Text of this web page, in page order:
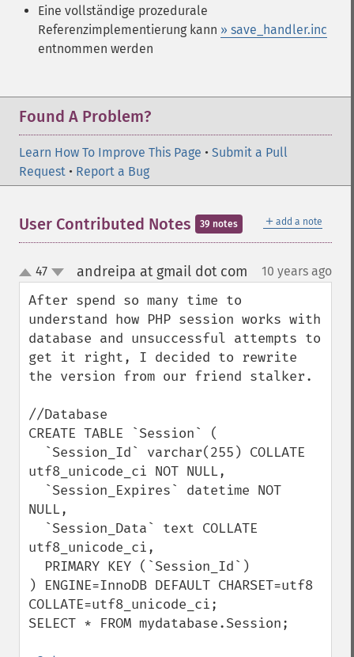
Eine vollständige prozedurale
Referenzimplementierung kann » save_handler.inc
entnommen werden
Found A Problem?
Learn How To Improve This Page • Submit a Pull
Request • Report a Bug
＋ add a note
User Contributed Notes 39 notes
up
down
47 andreipa at gmail dot com 10 years ago
After spend so many time to
understand how PHP session works with
database and unsuccessful attempts to
get it right, I decided to rewrite
the version from our friend stalker.
//Database
CREATE TABLE `Session` (
utf8_unicode_ci NOT NULL,
NULL,
utf8_unicode_ci,
) ENGINE=InnoDB DEFAULT CHARSET=utf8
COLLATE=utf8_unicode_ci;
SELECT * FROM mydatabase.Session;